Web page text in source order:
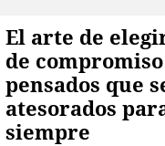
El arte de
de compromiso
pensados que
atesorados
siempre